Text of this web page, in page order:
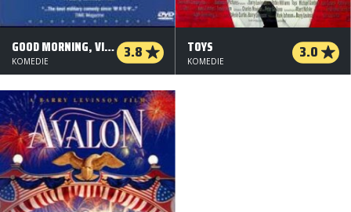
GOOD MORNING, VIETNAM 3.8
KOMEDIE
TOYS 3.0
KOMEDIE